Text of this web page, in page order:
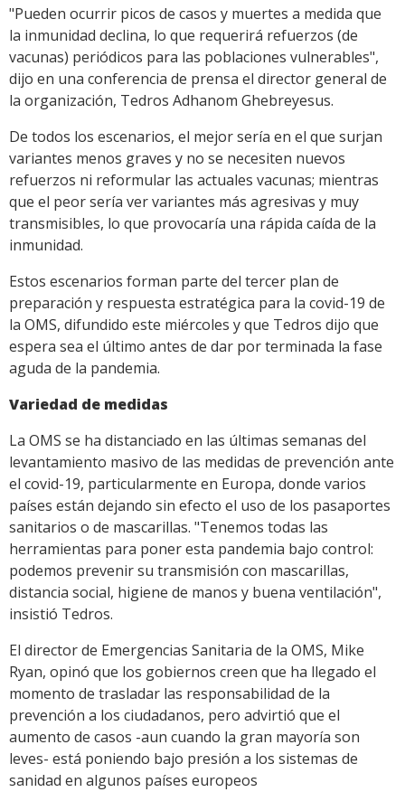
"Pueden ocurrir picos de casos y muertes a medida que
la inmunidad declina, lo que requerirá refuerzos (de
vacunas) periódicos para las poblaciones vulnerables",
dijo en una conferencia de prensa el director general de
la organización, Tedros Adhanom Ghebreyesus.
De todos los escenarios, el mejor sería en el que surjan
variantes menos graves y no se necesiten nuevos
refuerzos ni reformular las actuales vacunas; mientras
que el peor sería ver variantes más agresivas y muy
transmisibles, lo que provocaría una rápida caída de la
inmunidad.
Estos escenarios forman parte del tercer plan de
preparación y respuesta estratégica para la covid-19 de
la OMS, difundido este miércoles y que Tedros dijo que
espera sea el último antes de dar por terminada la fase
aguda de la pandemia.
Variedad de medidas
La OMS se ha distanciado en las últimas semanas del
levantamiento masivo de las medidas de prevención ante
el covid-19, particularmente en Europa, donde varios
países están dejando sin efecto el uso de los pasaportes
sanitarios o de mascarillas. "Tenemos todas las
herramientas para poner esta pandemia bajo control:
podemos prevenir su transmisión con mascarillas,
distancia social, higiene de manos y buena ventilación",
insistió Tedros.
El director de Emergencias Sanitaria de la OMS, Mike
Ryan, opinó que los gobiernos creen que ha llegado el
momento de trasladar las responsabilidad de la
prevención a los ciudadanos, pero advirtió que el
aumento de casos -aun cuando la gran mayoría son
leves- está poniendo bajo presión a los sistemas de
sanidad en algunos países europeos